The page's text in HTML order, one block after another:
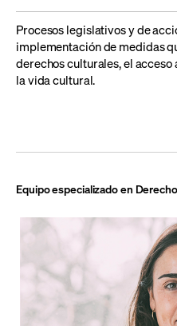
Procesos legislativos y de
implementación de medidas
derechos culturales, el
la vida cultural.
Equipo especializado en